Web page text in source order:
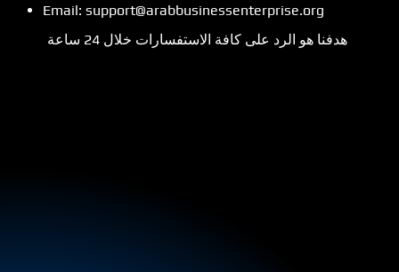
Email:support@arabbusinessenterprise.org
هدفنا هو الرد على كافة الاستفسارات خلال 24 ساعة